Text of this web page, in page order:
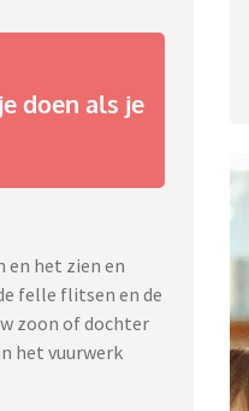
doen als je
en het zien en
felle flitsen en de
zoon of dochter
het vuurwerk